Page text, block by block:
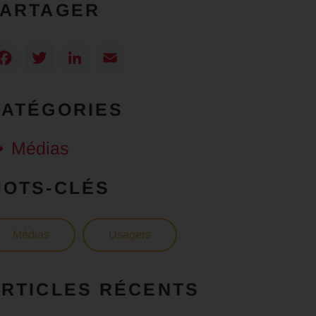
Facebook
TwitterLinkedIn
Médias
CLÉS
Médias Usagers
RÉCENTS